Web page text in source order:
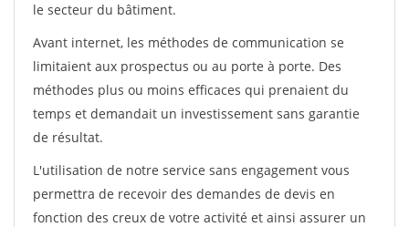
le secteur du bâtiment.
Avant internet, les méthodes de communication se
limitaient aux prospectus ou au porte à porte. Des
méthodes plus ou moins efficaces qui prenaient du
temps et demandait un investissement sans garantie
de résultat.
L'utilisation de notre service sans engagement vous
permettra de recevoir des demandes de devis en
fonction des creux de votre activité et ainsi assurer un